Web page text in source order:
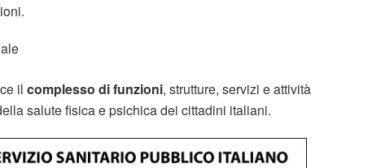
il complesso di funzioni, strutture, servizi e attività
salute fisica e psichica dei cittadini italiani.